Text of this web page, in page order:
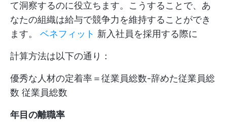
て洞察するのに役立ちます。こうすることで、あ
なたの組織は給与で競争力を維持することができ
ます。 ベネフィット 新入社員を採用する際に
計算方法は以下の通り：
優秀な人材の定着率＝従業員総数-辞めた従業員総
数 従業員総数
年目の離職率